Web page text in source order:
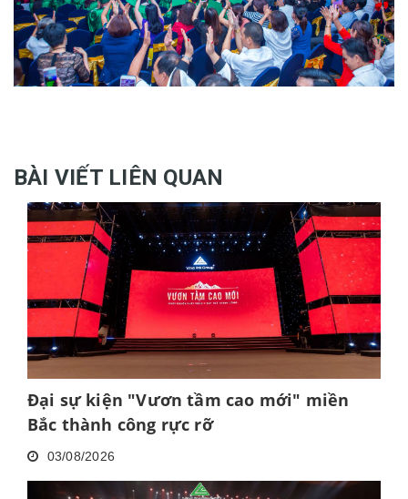
BÀI VIẾT LIÊN QUAN
Đại sự kiện "Vươn tầm cao mới" miền
Bắc thành công rực rỡ
03/08/2026